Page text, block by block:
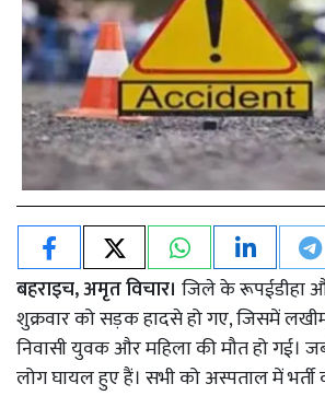
बहराइच, अमृत विचार। जिले के रूपईडीहा और
शुक्रवार को सड़क हादसे हो गए, जिसमें
निवासी युवक और महिला की मौत हो गई।
लोग घायल हुए हैं। सभी को अस्पताल में भर्ती